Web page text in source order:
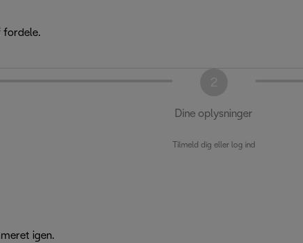
fordele.
Dine oplysninger
Tilmeld dig eller log ind
igen.